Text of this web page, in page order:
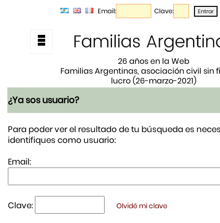
Email: Clave:
26 años en la Web
Familias Argentinas, asociación civil sin
lucro (26-marzo-2021)
¿Ya sos usuario?
Para poder ver el resultado de tu búsqueda es
identifiques como usuario:
Email:
Clave: Olvidé mi clave